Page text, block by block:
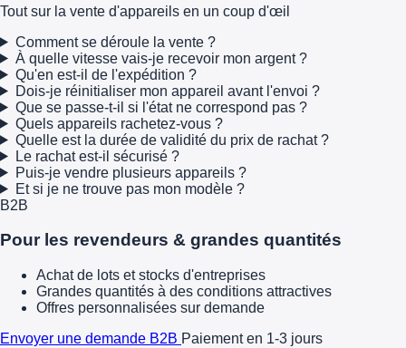
Tout sur la vente d'appareils en un coup d'œil
Comment se déroule la vente ?
À quelle vitesse vais-je recevoir mon argent ?
Qu'en est-il de l'expédition ?
Dois-je réinitialiser mon appareil avant l'envoi ?
Que se passe-t-il si l'état ne correspond pas ?
Quels appareils rachetez-vous ?
Quelle est la durée de validité du prix de rachat ?
Le rachat est-il sécurisé ?
Puis-je vendre plusieurs appareils ?
Et si je ne trouve pas mon modèle ?
B2B
Pour les revendeurs & grandes quantités
Achat de lots et stocks d'entreprises
Grandes quantités à des conditions attractives
Offres personnalisées sur demande
Envoyer une demande B2B Paiement en 1-3 jours